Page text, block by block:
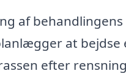
af
at bejdse
efter rensning